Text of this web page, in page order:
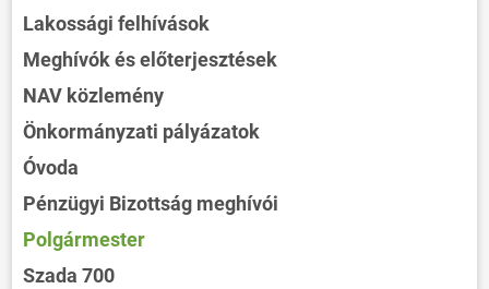
Lakossági felhívások
Meghívók és előterjesztések
NAV közlemény
Önkormányzati pályázatok
Óvoda
Pénzügyi Bizottság meghívói
Polgármester
Szada 700